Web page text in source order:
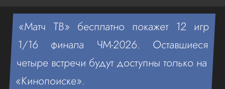
«Матч ТВ» бесплатно покажет 12 игр
1/16 финала ЧМ-2026. Оставшиеся
четыре встречи будут доступны только на
«Кинопоиске».